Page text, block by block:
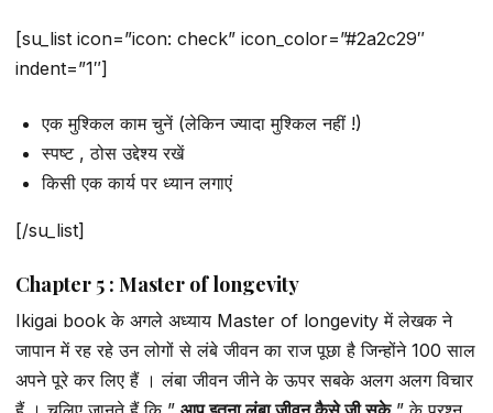
[su_list icon=”icon: check” icon_color=”#2a2c29″
indent=”1″]
एक मुश्किल काम चुनें (लेकिन ज्यादा मुश्किल नहीं !)
स्पष्ट , ठोस उद्देश्य रखें
किसी एक कार्य पर ध्यान लगाएं
[/su_list]
Chapter 5 : Master of longevity
Ikigai book के अगले अध्याय Master of longevity में लेखक ने
जापान में रह रहे उन लोगों से लंबे जीवन का राज पूछा है जिन्होंने 100 साल
अपने पूरे कर लिए हैं । लंबा जीवन जीने के ऊपर सबके अलग अलग विचार